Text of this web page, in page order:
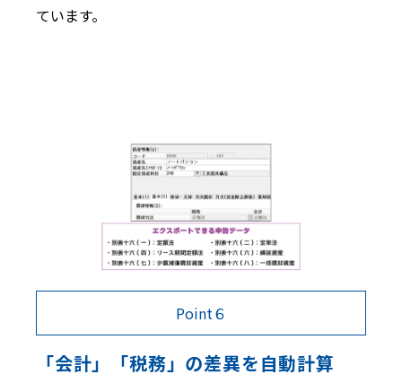
ています。
Point６
「会計」「税務」の差異を自動計算